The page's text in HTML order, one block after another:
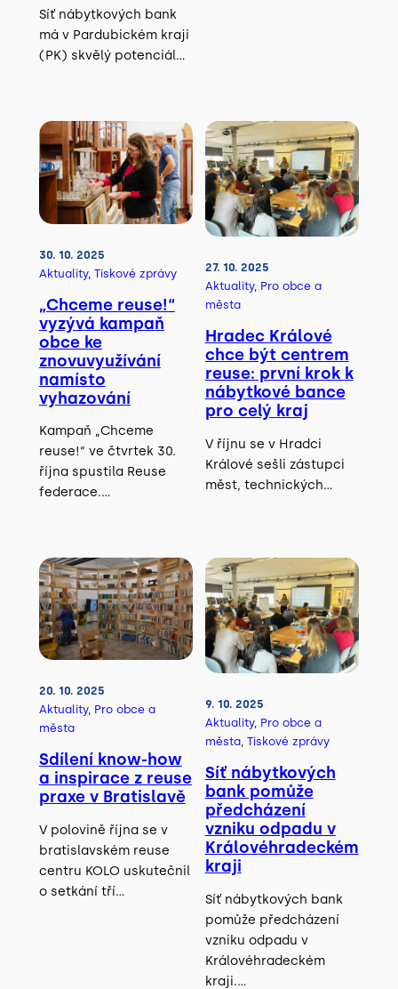
Síť nábytkových bank
má v Pardubickém kraji
(PK) skvělý potenciál…
30. 10. 2025
Aktuality, Tiskové zprávy
„Chceme reuse!“
vyzývá kampaň
obce ke
znovuvyužívání
namísto
vyhazování
Kampaň „Chceme
reuse!“ ve čtvrtek 30.
října spustila Reuse
federace.…
27. 10. 2025
Aktuality, Pro obce a
města
Hradec Králové
chce být centrem
reuse: první krok k
nábytkové bance
pro celý kraj
V říjnu se v Hradci
Králové sešli zástupci
měst, technických…
20. 10. 2025
Aktuality, Pro obce a
města
Sdílení know-how
a inspirace z reuse
praxe v Bratislavě
V polovině října se v
bratislavském reuse
centru KOLO uskutečnil
o setkání tří…
9. 10. 2025
Aktuality, Pro obce a
města, Tiskové zprávy
Síť nábytkových
bank pomůže
předcházení
vzniku odpadu v
Královéhradeckém
kraji
Síť nábytkových bank
pomůže předcházení
vzniku odpadu v
Královéhradeckém
kraji.…